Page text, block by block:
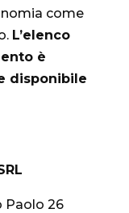
come
L’elenco
è
disponibile
Paolo 26